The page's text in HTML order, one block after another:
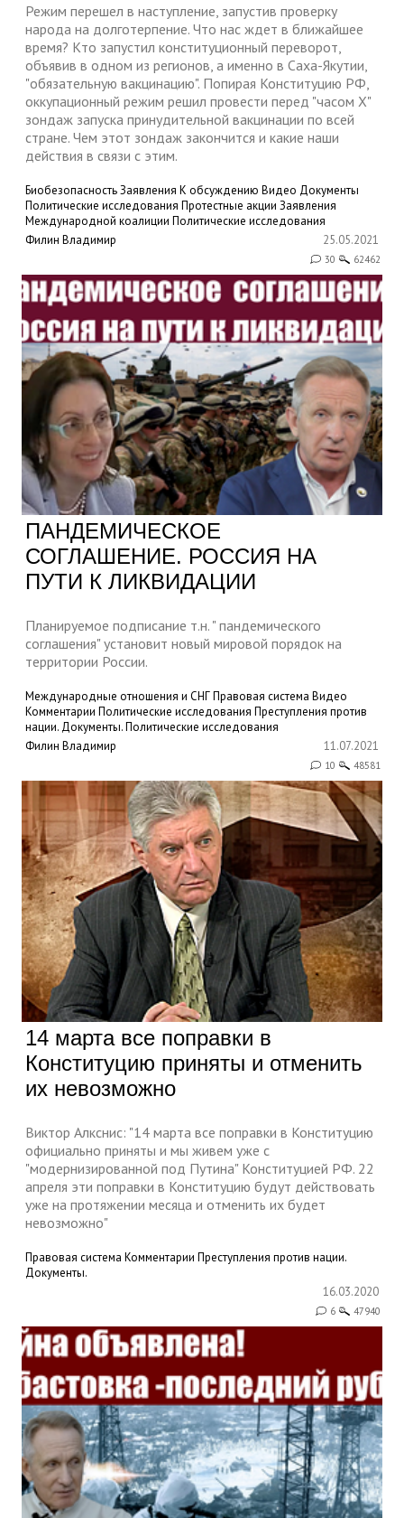
Режим перешел в наступление, запустив проверку
народа на долготерпение. Что нас ждет в ближайшее
время? Кто запустил конституционный переворот,
объявив в одном из регионов, а именно в Саха-Якутии,
"обязательную вакцинацию". Попирая Конституцию РФ,
оккупационный режим решил провести перед "часом Х"
зондаж запуска принудительной вакцинации по всей
стране. Чем этот зондаж закончится и какие наши
действия в связи с этим.
БиобезопасностьЗаявления К обсуждению Видео Документы
Политические исследования Протестные акции Заявления
Международной коалиции Политические исследования
Филин Владимир
25.05.2021
30 62462
ПАНДЕМИЧЕСКОЕ
СОГЛАШЕНИЕ. РОССИЯ НА
ПУТИ К ЛИКВИДАЦИИ
Планируемое подписание т.н. " пандемического
соглашения" установит новый мировой порядок на
территории России.
Международные отношения и СНГПравовая система Видео
Комментарии Политические исследования Преступления против
нации. Документы.Политические исследования
Филин Владимир
11.07.2021
10 48581
14 марта все поправки в
Конституцию приняты и отменить
их невозможно
Виктор Алкснис: "14 марта все поправки в Конституцию
официально приняты и мы живем уже с
"модернизированной под Путина" Конституцией РФ. 22
апреля эти поправки в Конституцию будут действовать
уже на протяжении месяца и отменить их будет
невозможно"
Правовая система Комментарии Преступления против нации.
Документы.
16.03.2020
6 47940